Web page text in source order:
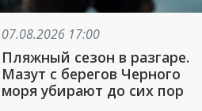
07.08.2026 17:00
Пляжный сезон в разгаре.
Мазут с берегов Черного
моря убирают до сих пор